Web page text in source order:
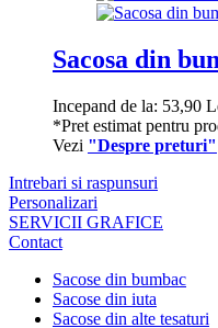
Sacosa din
Incepand de la: 53,90
*Pret estimat pentru
Vezi "Despre preturi"
Intrebari si raspunsuri
Personalizari
SERVICII GRAFICE
Contact
Sacose din bumbac
Sacose din iuta
Sacose din alte tesaturi